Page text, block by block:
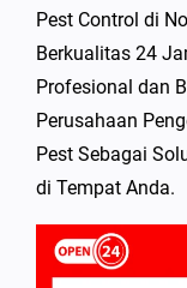
Pest Control di
Berkualitas 24
Profesional dan
Perusahaan
Pest Sebagai
di Tempat Anda.